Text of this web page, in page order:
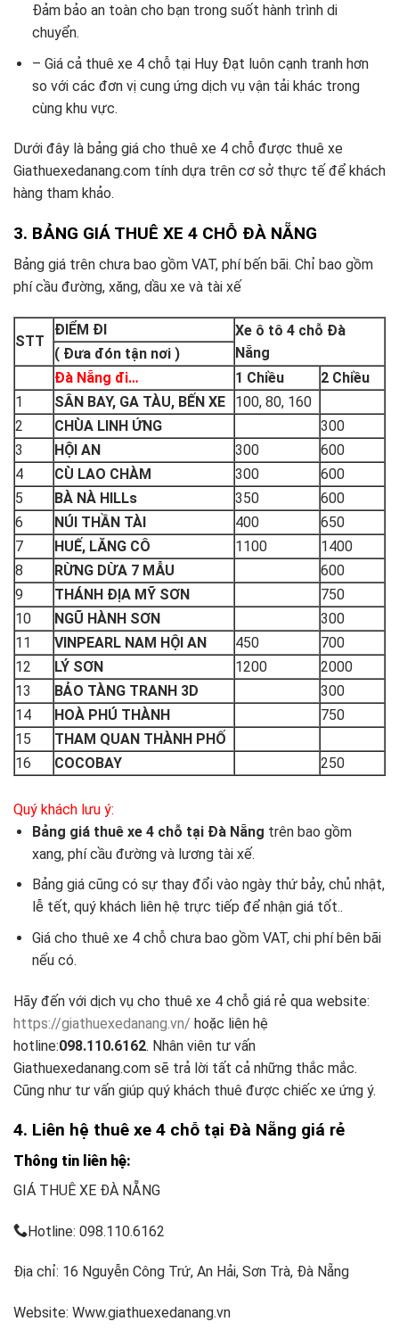
Đảm bảo an toàn cho bạn trong suốt hành trình di
chuyển.
– Giá cả thuê xe 4 chỗ tại Huy Đạt luôn cạnh tranh hơn
so với các đơn vị cung ứng dịch vụ vận tải khác trong
cùng khu vực.
Dưới đây là bảng giá cho thuê xe 4 chỗ được thuê xe
Giathuexedanang.com tính dựa trên cơ sở thực tế để khách
hàng tham khảo.
3. BẢNG GIÁ THUÊ XE 4 CHỖ ĐÀ NẴNG
Bảng giá trên chưa bao gồm VAT, phí bến bãi. Chỉ bao gồm
phí cầu đường, xăng, dầu xe và tài xế
STT
ĐIỂM ĐI
Xe ô tô 4 chỗ Đà
Nẵng
( Đưa đón tận nơi )
Đà Nẵng đi…
1 Chiều
2 Chiều
1
SÂN BAY, GA TÀU, BẾN XE
100, 80, 160
2
CHÙA LINH ỨNG
300
3
HỘI AN 300
600
4
CÙ LAO CHÀM 300
600
5
BÀ NÀ HILLs 350
600
6
NÚI THẦN TÀI 400
650
7
HUẾ, LĂNG CÔ 1100
1400
8
RỪNG DỪA 7 MẪU
600
9
THÁNH ĐỊA MỸ SƠN
750
10
NGŨ HÀNH SƠN
300
11
VINPEARL NAM HỘI AN 450
700
12
LÝ SƠN 1200
2000
13
BẢO TÀNG TRANH 3D
300
14
HOÀ PHÚ THÀNH
750
15
THAM QUAN THÀNH PHỐ
16
COCOBAY 250
Quý khách lưu ý:
Bảng giá thuê xe 4 chỗ tại Đà Nẵng trên bao gồm
xang, phí cầu đường và lương tài xế.
Bảng giá cũng có sự thay đổi vào ngày thứ bảy, chủ nhật,
lễ tết, quý khách liên hệ trực tiếp để nhận giá tốt..
Giá cho thuê xe 4 chỗ chưa bao gồm VAT, chi phí bên bãi
nếu có.
Hãy đến với dịch vụ cho thuê xe 4 chỗ giá rẻ qua website:
https://giathuexedanang.vn/ hoặc liên hệ
hotline:098.110.6162. Nhân viên tư vấn
Giathuexedanang.com sẽ trả lời tất cả những thắc mắc.
Cũng như tư vấn giúp quý khách thuê được chiếc xe ứng ý.
4. Liên hệ thuê xe 4 chỗ tại Đà Nẵng giá rẻ
Thông tin liên hệ:
GIÁ THUÊ XE ĐÀ NẴNG
Hotline: 098.110.6162
Địa chỉ: 16 Nguyễn Công Trứ, An Hải, Sơn Trà, Đà Nẵng
Website: Www.giathuexedanang.vn